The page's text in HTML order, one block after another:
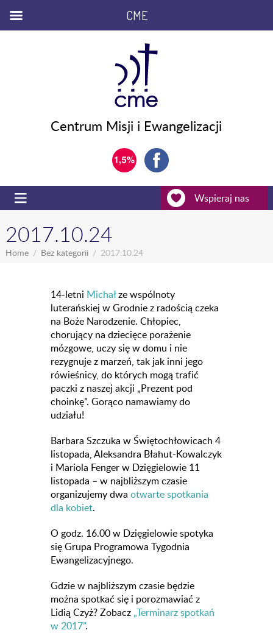
Centrum Misji i Ewangelizacji
Wspieraj nas
2017.10.24
Home Bez kategorii 2017.10.24
14-letni Michałze wspólnoty
luterańskiej w Grodnie z radością czeka
na Boże Narodzenie. Chłopiec,
chorujący na dziecięce porażenie
mózgowe, uczy się w domu i nie
rezygnuje z marzeń, tak jak inni jego
rówieśnicy, do których mogą trafić
paczki z naszej akcji „Prezent pod
choinkę”. Gorąco namawiamy do
udziału!
Barbara Szczuka w Świętochłowicach 4
listopada, Aleksandra Błahut-Kowalczyk
i Mariola Fenger w Dzięgielowie 11
listopada – w najbliższym czasie
organizujemy dwaotwarte spotkania
dla kobiet.
O godz. 16.00 w Dzięgielowie spotyka
się Grupa Programowa Tygodnia
Ewangelizacyjnego.
Gdzie w najbliższym czasie będzie
można spotkać się i porozmawiać z
Lidią Czyż? Zobacz „Terminarz spotkań
w 2017”.
CME